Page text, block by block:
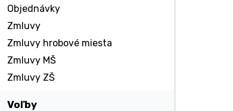
Objednávky
Zmluvy
Zmluvy hrobové miesta
Zmluvy MŠ
Zmluvy ZŠ
Voľby